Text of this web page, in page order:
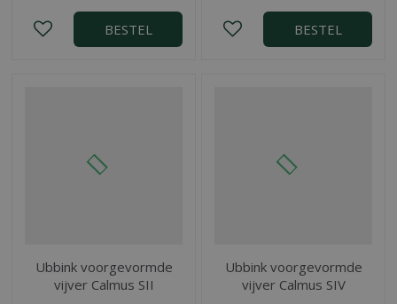
BESTEL BESTEL
Ubbink voorgevormde
vijver Calmus SII
Ubbink voorgevormde
vijver Calmus SIV